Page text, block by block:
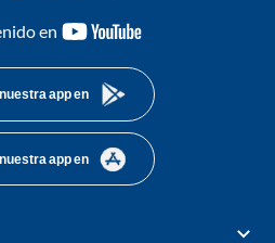
en
youtube-
app en
app en